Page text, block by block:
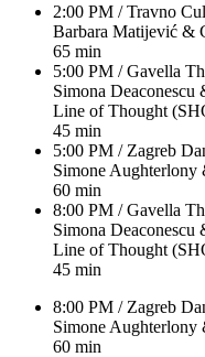
2:00 PM / Travno
Barbara Matijević &
65 min
5:00 PM / Gavella
Simona
Line of Thought
45 min
5:00 PM / Zagreb
Simone
60 min
8:00 PM / Gavella
Simona
Line of Thought
45 min
8:00 PM / Zagreb
Simone
60 min